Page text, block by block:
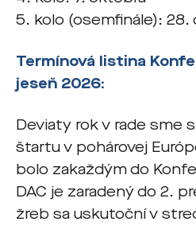
5. kolo (osemfinále): 28.
Termínová listina
jeseň 2026:
Deviaty rok v rade sme
štartu v pohárovej
bolo zakaždým do
DAC je zaradený do 2.
žreb sa uskutoční v